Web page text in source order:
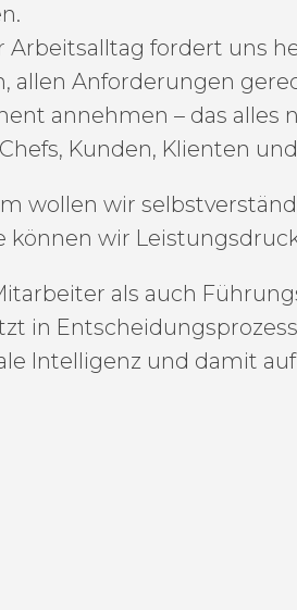
Arbeitsalltag fordert uns
allen Anforderungen
annehmen – das
Kunden, Klienten
wollen wir
können wir
als auch
in
Intelligenz und damit